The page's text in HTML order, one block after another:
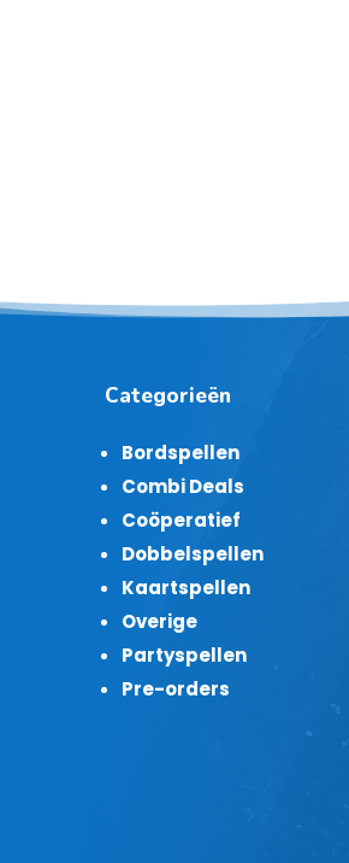
Categorieën
Bordspellen
Combi Deals
Coöperatief
Dobbelspellen
Kaartspellen
Overige
Partyspellen
Pre-orders